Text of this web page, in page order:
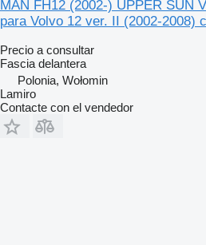
MAN FH12 (2002-) UPPER SUN
para Volvo 12 ver. II (2002-2008)
Precio a consultar
Fascia delantera
Polonia, Wołomin
Lamiro
Contacte con el vendedor